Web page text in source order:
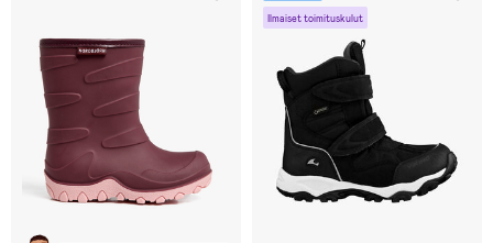
Ilmaiset toimituskulut